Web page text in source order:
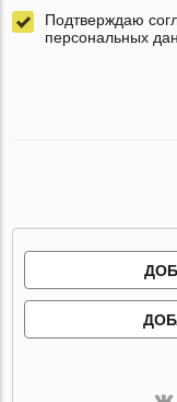
Подтверждаю
персональных